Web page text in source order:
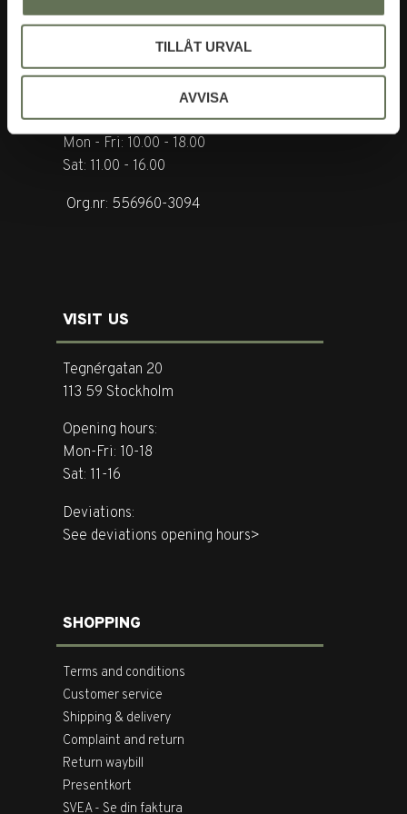
TILLÅT URVAL
AVVISA
CONTACT US
E-mail. info@garderoben.se
Telephone hours:
Mon - Fri: 10.00 - 18.00
Sat: 11.00 - 16.00
Org.nr: 556960-3094
VISIT US
Tegnérgatan 20
113 59 Stockholm
Opening hours:
Mon-Fri: 10-18
Sat: 11-16
Deviations:
See deviations opening hours>
SHOPPING
Terms and conditions
Customer service
Shipping & delivery
Complaint and return
Return waybill
Presentkort
SVEA - Se din faktura